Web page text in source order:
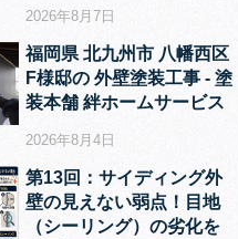
2026年8月7日
福岡県 北九州市 八幡西区
F様邸の 外壁塗装工事 ‐ 塗
装本舗 絆ホームサービス
2026年8月4日
第13回：サイディング外
壁の見えない弱点！目地
（シーリング）の劣化を